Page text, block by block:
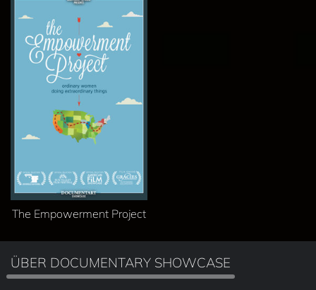
The Empowerment Project
ÜBER DOCUMENTARY SHOWCASE